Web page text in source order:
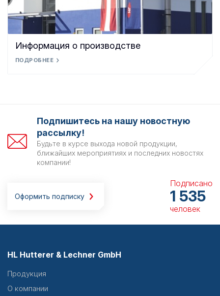
Информация о производстве
ПОДРОБНЕЕ
Подпишитесь на нашу новостную
рассылку!
Будьте в курсе выхода новой продукции,
ближайших мероприятиях и последних новостях
компании!
Оформить подписку
Подписано
1 535
человек
HL Hutterer & Lechner GmbH
Продукция
О компании